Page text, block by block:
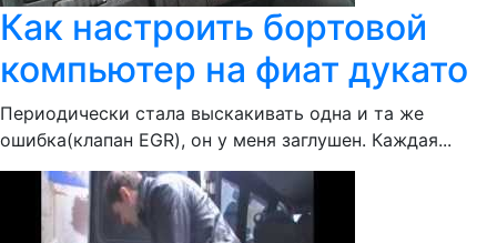
Как настроить бортовой
компьютер на фиат дукато
Периодически стала выскакивать одна и та же
ошибка(клапан EGR), он у меня заглушен. Каждая...